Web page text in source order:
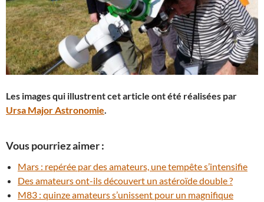
Les images qui illustrent cet article ont été réalisées par
Ursa Major Astronomie
Vous pourriez aimer :
Mars : repérée par des amateurs, une tempête s’intensifie
Des amateurs ont-ils découvert un astéroïde double ?
M83 : quinze amateurs s’unissent pour un magnifique